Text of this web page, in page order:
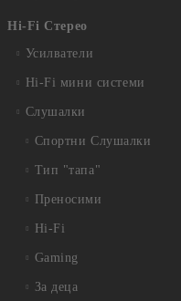
Hi-Fi Стерео
Усилватели
Hi-Fi мини системи
Слушалки
Спортни Слушалки
Тип "тапа"
Преносими
Hi-Fi
Gaming
За деца